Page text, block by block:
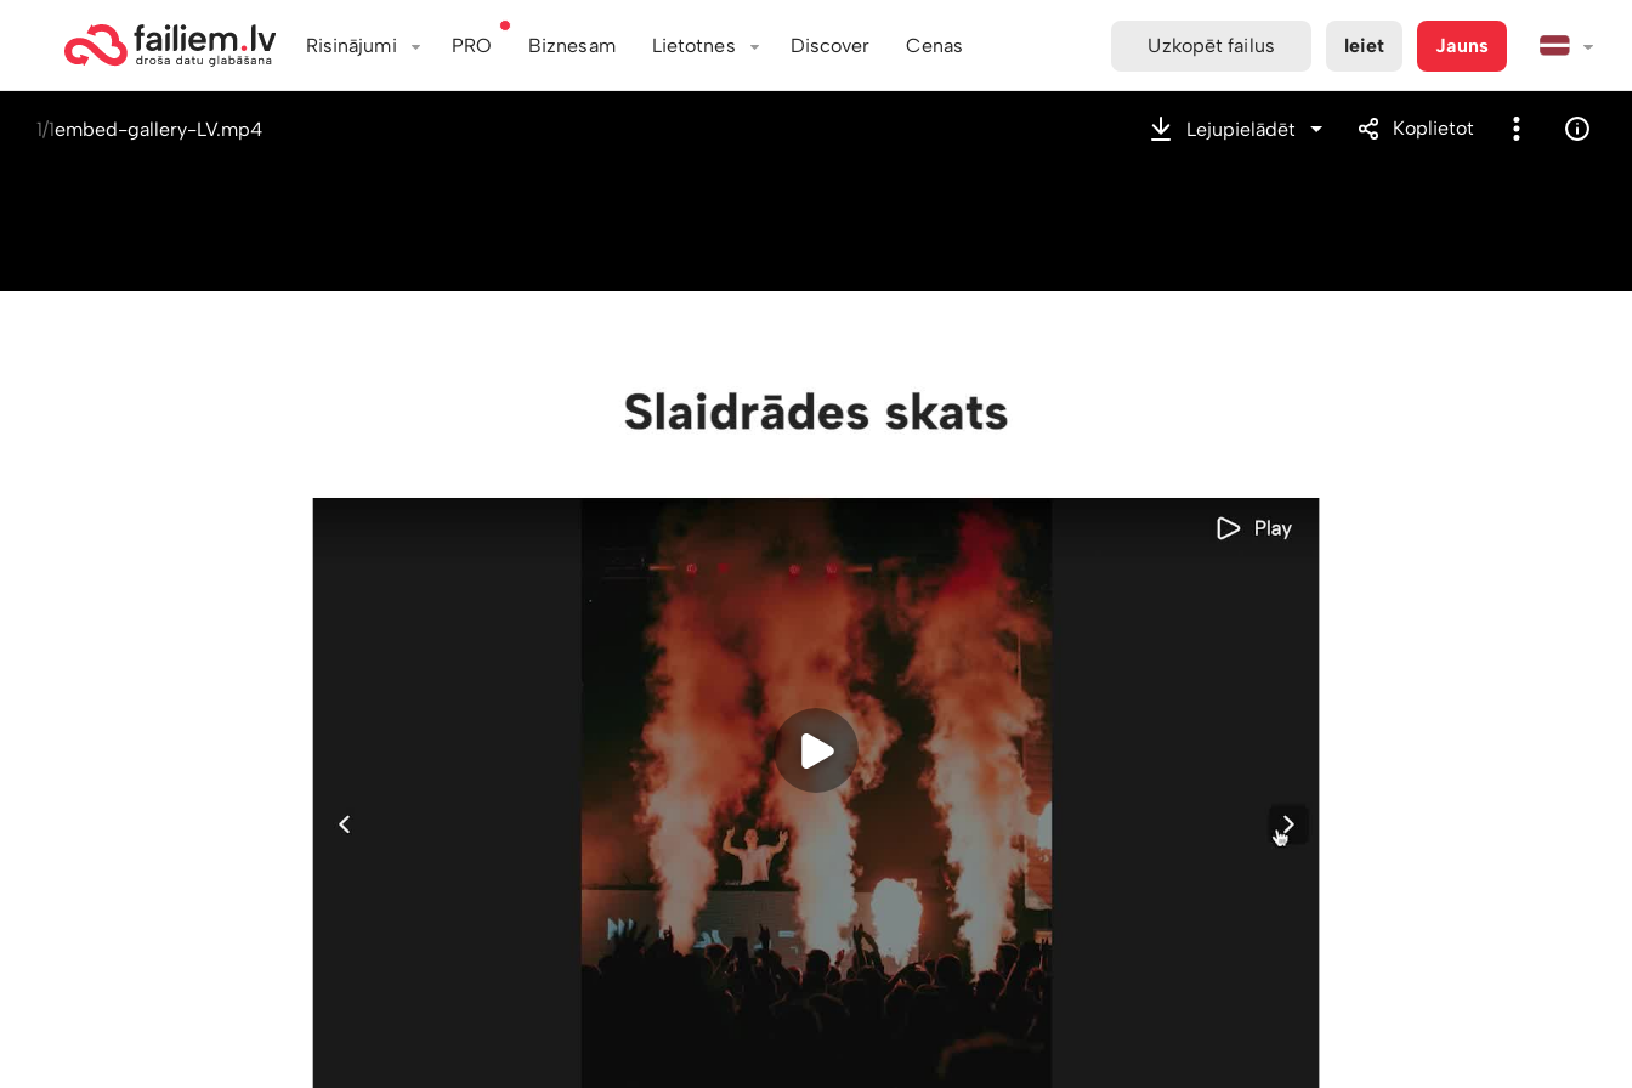
Risinājumi PRO Biznesam Lietotnes Discover Cenas Uzkopēt failus Ieiet Jauns
1/1embed-gallery-LV.mp4 Lejupielādēt Koplietot
Play Video